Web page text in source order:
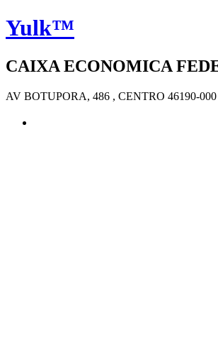
Yulk™
CAIXA ECONOMICA
AV BOTUPORA, 486 , CENTRO 46190-